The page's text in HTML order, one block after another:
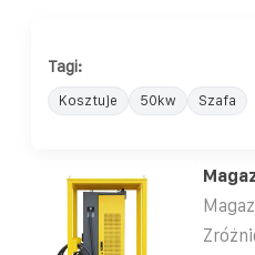
Tagi:
Kosztuje 50kw Szafa